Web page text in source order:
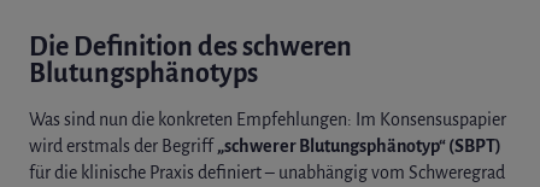
Die Definition des schweren
Blutungsphänotyps
Was sind nun die konkreten Empfehlungen: Im Konsensuspapier
wird erstmals der Begriff „schwerer Blutungsphänotyp“ (SBPT)
für die klinische Praxis definiert – unabhängig vom Schweregrad